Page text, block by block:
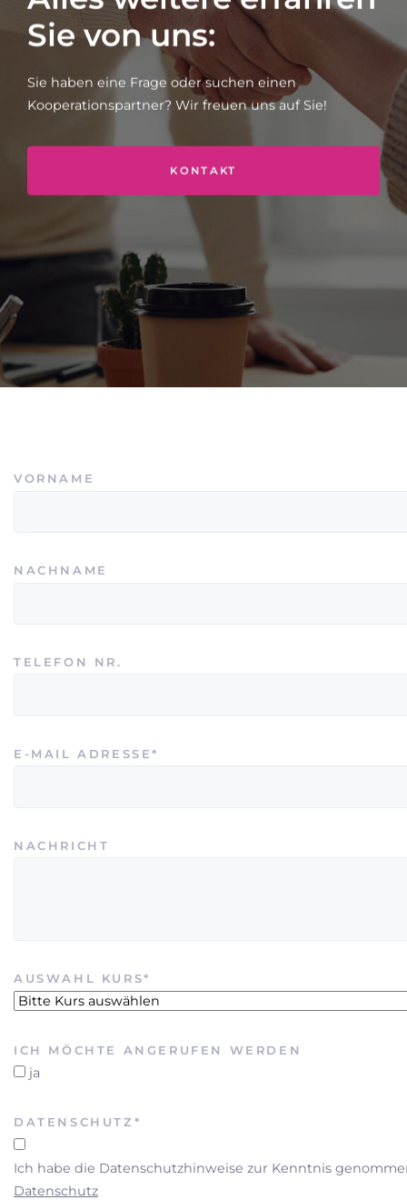
Sie von uns:
Sie haben eine Frage oder suchen einen
Kooperationspartner? Wir freuen uns auf Sie!
KONTAKT
VORNAME
NACHNAME
TELEFON NR.
PFLICHTFELD
E-MAIL ADRESSE*
NACHRICHT
PFLICHTFELD
AUSWAHL KURS*
ICH MÖCHTE ANGERUFEN WERDEN
ja
PFLICHTFELD
DATENSCHUTZ *
Ich habe die Datenschutzhinweise zur Kenntnis
Datenschutz